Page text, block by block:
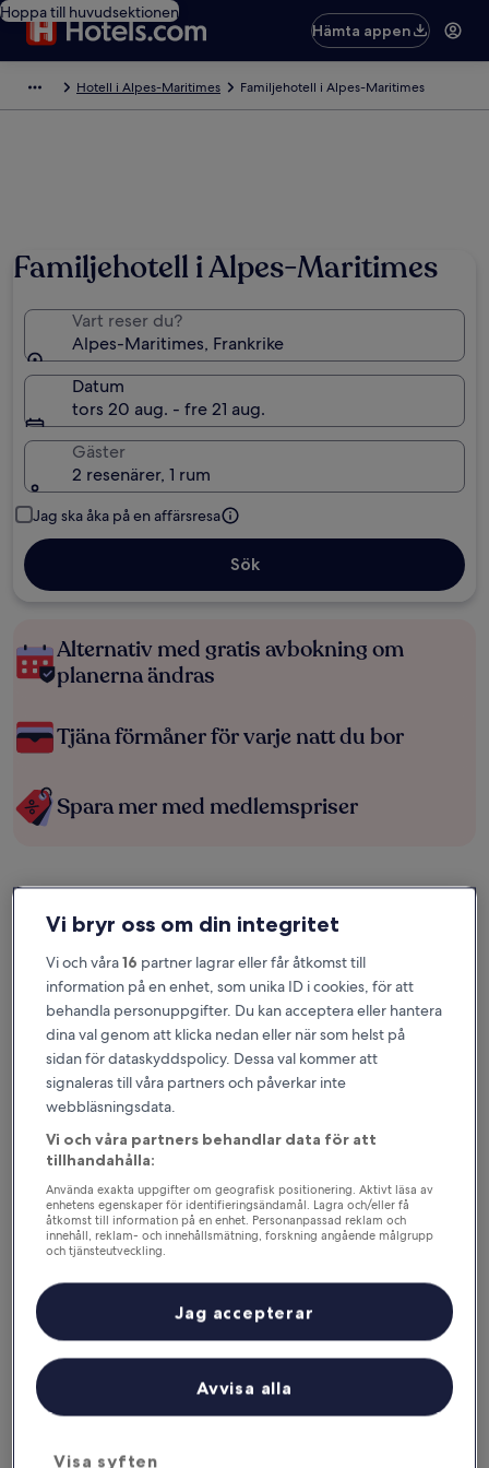
Hoppa till huvudsektionen
Hämta appen
Hotell i Alpes-Maritimes Familjehotell i Alpes-Maritimes
Familjehotell i Alpes-Maritimes
Vart reser du?
Alpes-Maritimes, Frankrike
Datum
tors 20 aug. - fre 21 aug.
Gäster
2 resenärer, 1 rum
Jag ska åka på en affärsresa
Sök
Alternativ med gratis avbokning om
planerna ändras
Tjäna förmåner för varje natt du bor
Spara mer med medlemspriser
Se priser för dessa datum
Ikväll
6 aug. - 7 aug.
Imorgon
7 aug. - 8 aug.
Till helgen
7 aug. - 9 aug.
Nästa helg
14 aug. - 16 aug.
Var vill du bo i Alpes-
Maritimes?
Familjehotell – populära
alternativ i Nice (med närområde)
Hôtel Vacances Bleues Le Royal
Centrala Nice ‐ 0,7 km från centrum
Hôtel Vacances Bleues Le Royal
Hotel
Hotel
Vi bryr oss om din integritet
Vi och våra16 partner lagrar eller får åtkomst till
information på en enhet, som unika ID i cookies, för att
behandla personuppgifter. Du kan acceptera eller hantera
dina val genom att klicka nedan eller när som helst på
sidan för dataskyddspolicy. Dessa val kommer att
signaleras till våra partners och påverkar inte
webbläsningsdata.
Vi och våra partners behandlar data för att
tillhandahålla:
Använda exakta uppgifter om geografisk positionering. Aktivt läsa av
enhetens egenskaper för identifieringsändamål. Lagra och/eller få
åtkomst till information på en enhet. Personanpassad reklam och
innehåll, reklam- och innehållsmätning, forskning angående målgrupp
och tjänsteutveckling.
Visa syften
Avvisa alla
Jag accepterar